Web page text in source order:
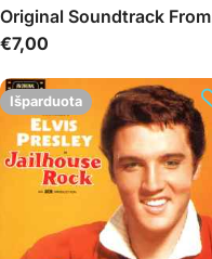
Original Soundtrack From
The Motion Picture)
Įprasta
€7,00
Išparduota